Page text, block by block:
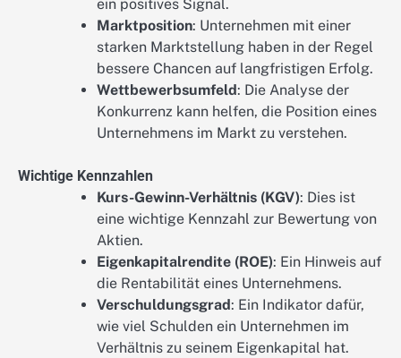
ein positives Signal.
Marktposition: Unternehmen mit einer
starken Marktstellung haben in der Regel
bessere Chancen auf langfristigen Erfolg.
Wettbewerbsumfeld : Die Analyse der
Konkurrenz kann helfen, die Position eines
Unternehmens im Markt zu verstehen.
Wichtige Kennzahlen
Kurs-Gewinn-Verhältnis (KGV): Dies ist
eine wichtige Kennzahl zur Bewertung von
Aktien.
Eigenkapitalrendite (ROE): Ein Hinweis auf
die Rentabilität eines Unternehmens.
Verschuldungsgrad : Ein Indikator dafür,
wie viel Schulden ein Unternehmen im
Verhältnis zu seinem Eigenkapital hat.